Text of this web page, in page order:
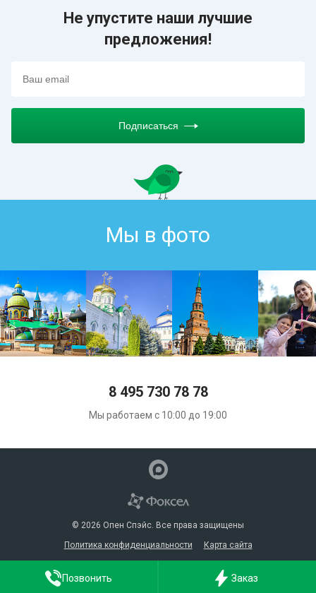
Не упустите наши лучшие
предложения!
Подписаться
Мы в фото
8 495 730 78 78
Мы работаем с 10:00 до 19:00
© 2026 Опен Спэйс. Все права защищены
Политика конфиденциальности
Карта сайта
Позвонить Заказ